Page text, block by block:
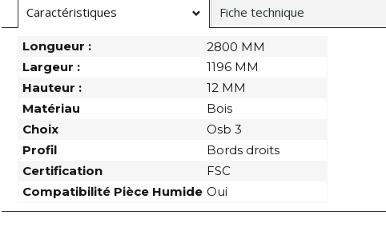
Caractéristiques Fiche technique
Longueur :
2800 MM
Largeur :
1196 MM
Hauteur :
12 MM
Matériau
Bois
Choix
Osb 3
Profil
Bords droits
Certification
FSC
Compatibilité Pièce Humide Oui